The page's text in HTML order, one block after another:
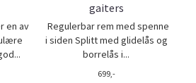
en av
gaiters
Regulerbar rem med spenne
i siden Splitt med glidelås og
borrelås i...
699,-